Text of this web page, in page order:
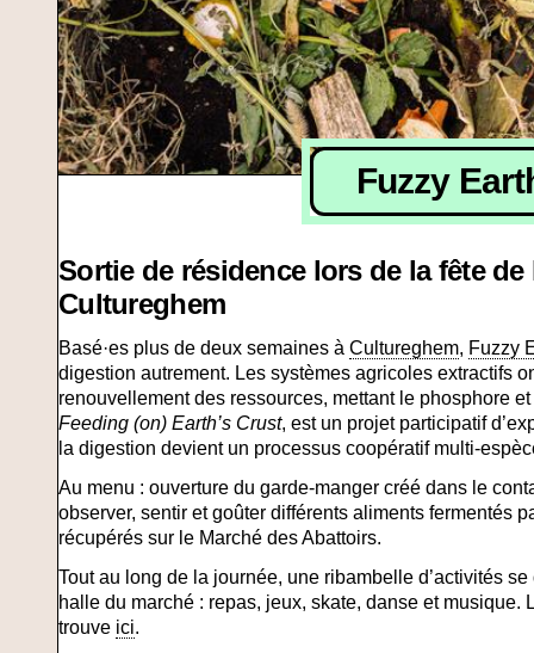
Fuzzy
Sortie de résidence lors de la fête
Cultureghem
Basé·es plus de deux semaines à Cultureghem, Fuzzy
digestion autrement. Les systèmes agricoles extractifs
renouvellement des ressources, mettant le phosphore
Feeding (on) Earth’s Crust, est un projet participatif
la digestion devient un processus coopératif multi-
Au menu : ouverture du garde-manger créé dans le
observer, sentir et goûter différents aliments fermentés
récupérés sur le Marché des Abattoirs.
Tout au long de la journée, une ribambelle d’activités
halle du marché : repas, jeux, skate, danse et musique.
trouve ici.